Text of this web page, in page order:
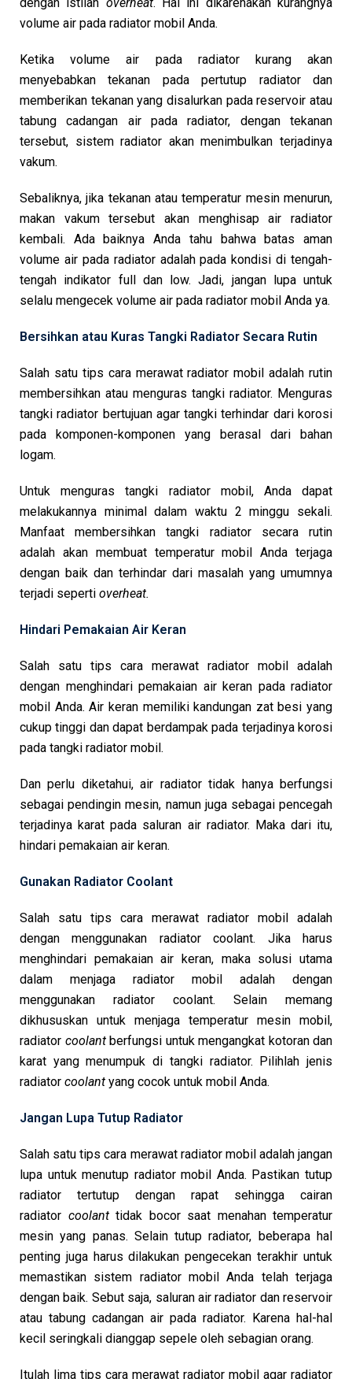
volume air pada radiator mobil Anda.
Ketika volume air pada radiator kurang akan
menyebabkan tekanan pada pertutup radiator dan
memberikan tekanan yang disalurkan pada reservoir atau
tabung cadangan air pada radiator, dengan tekanan
tersebut, sistem radiator akan menimbulkan terjadinya
vakum.
Sebaliknya, jika tekanan atau temperatur mesin menurun,
makan vakum tersebut akan menghisap air radiator
kembali. Ada baiknya Anda tahu bahwa batas aman
volume air pada radiator adalah pada kondisi di tengah-
tengah indikator full dan low. Jadi, jangan lupa untuk
selalu mengecek volume air pada radiator mobil Anda ya.
Bersihkan atau Kuras Tangki Radiator Secara Rutin
Salah satu tips cara merawat radiator mobil adalah rutin
membersihkan atau menguras tangki radiator. Menguras
tangki radiator bertujuan agar tangki terhindar dari korosi
pada komponen-komponen yang berasal dari bahan
logam.
Untuk menguras tangki radiator mobil, Anda dapat
melakukannya minimal dalam waktu 2 minggu sekali.
Manfaat membersihkan tangki radiator secara rutin
adalah akan membuat temperatur mobil Anda terjaga
dengan baik dan terhindar dari masalah yang umumnya
terjadi seperti overheat.
Hindari Pemakaian Air Keran
Salah satu tips cara merawat radiator mobil adalah
dengan menghindari pemakaian air keran pada radiator
mobil Anda. Air keran memiliki kandungan zat besi yang
cukup tinggi dan dapat berdampak pada terjadinya korosi
pada tangki radiator mobil.
Dan perlu diketahui, air radiator tidak hanya berfungsi
sebagai pendingin mesin, namun juga sebagai pencegah
terjadinya karat pada saluran air radiator. Maka dari itu,
hindari pemakaian air keran.
Gunakan Radiator Coolant
Salah satu tips cara merawat radiator mobil adalah
dengan menggunakan radiator coolant. Jika harus
menghindari pemakaian air keran, maka solusi utama
dalam menjaga radiator mobil adalah dengan
menggunakan radiator coolant. Selain memang
dikhususkan untuk menjaga temperatur mesin mobil,
radiator coolant berfungsi untuk mengangkat kotoran dan
karat yang menumpuk di tangki radiator. Pilihlah jenis
radiator coolant yang cocok untuk mobil Anda.
Jangan Lupa Tutup Radiator
Salah satu tips cara merawat radiator mobil adalah jangan
lupa untuk menutup radiator mobil Anda. Pastikan tutup
radiator tertutup dengan rapat sehingga cairan
radiator coolanttidak bocor saat menahan temperatur
mesin yang panas. Selain tutup radiator, beberapa hal
penting juga harus dilakukan pengecekan terakhir untuk
memastikan sistem radiator mobil Anda telah terjaga
dengan baik. Sebut saja, saluran air radiator dan reservoir
atau tabung cadangan air pada radiator. Karena hal-hal
kecil seringkali dianggap sepele oleh sebagian orang.
Itulah lima tips cara merawat radiator mobil agar radiator